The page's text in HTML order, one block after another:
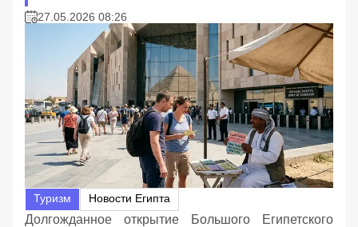
27.05.2026 08:26
Туризм Новости Египта
Долгожданное открытие Большого Египетского